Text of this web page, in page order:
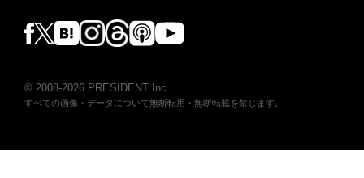
© 2008-2026 PRESIDENT Inc.
すべての画像・データについて無断転用・無断転載を禁じます。